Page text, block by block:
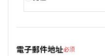
電子郵件地址必须